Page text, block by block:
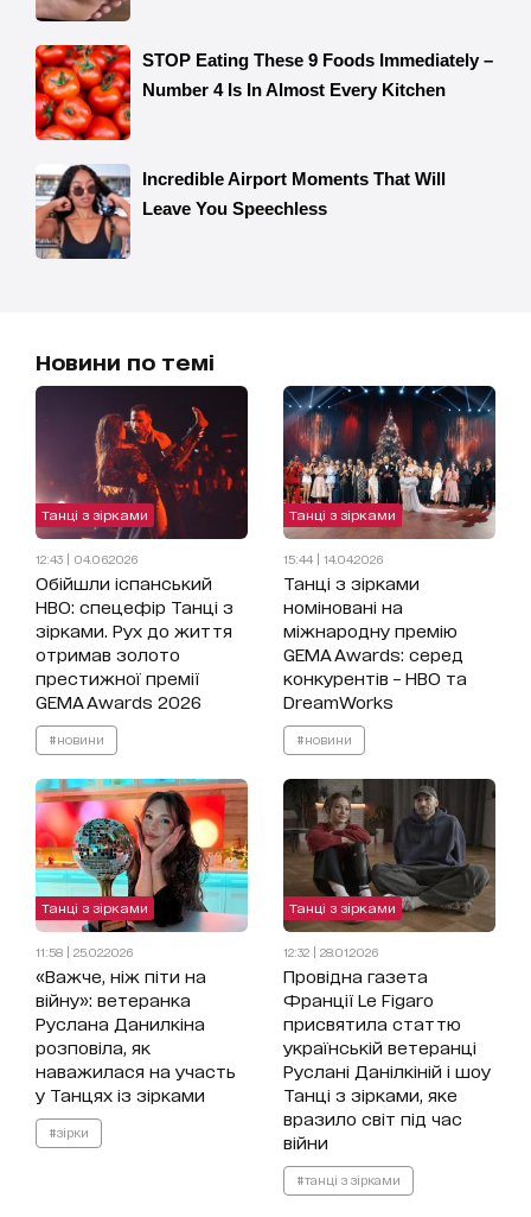
Новини по темі
Танці з зірками
12:43 | 04.06.2026
Обійшли іспанський
HBO: спецефір Танці з
зірками. Рух до життя
отримав золото
престижної премії
GEMA Awards 2026
#новини
Танці з зірками
15:44 | 14.04.2026
Танці з зірками
номіновані на
міжнародну премію
GEMA Awards: серед
конкурентів – HBO та
DreamWorks
#новини
Танці з зірками
11:58 | 25.02.2026
«Важче, ніж піти на
війну»: ветеранка
Руслана Данилкіна
розповіла, як
наважилася на участь
у Танцях із зірками
#зірки
Танці з зірками
12:32 | 28.01.2026
Провідна газета
Франції Le Figaro
присвятила статтю
українській ветеранці
Руслані Данілкіній і шоу
Танці з зірками, яке
вразило світ під час
війни
#танці з зірками